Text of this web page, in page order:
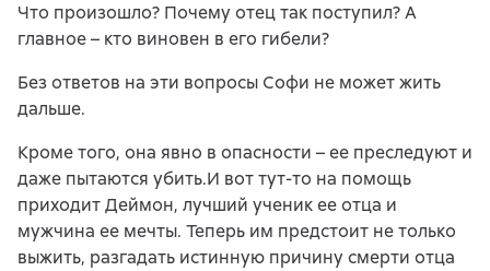
Что произошло? Почему отец так поступил? А
главное – кто виновен в его гибели?
Без ответов на эти вопросы Софи не может жить
дальше.
Кроме того, она явно в опасности – ее преследуют и
даже пытаются убить.И вот тут-то на помощь
приходит Деймон, лучший ученик ее отца и
мужчина ее мечты. Теперь им предстоит не только
выжить, разгадать истинную причину смерти отца